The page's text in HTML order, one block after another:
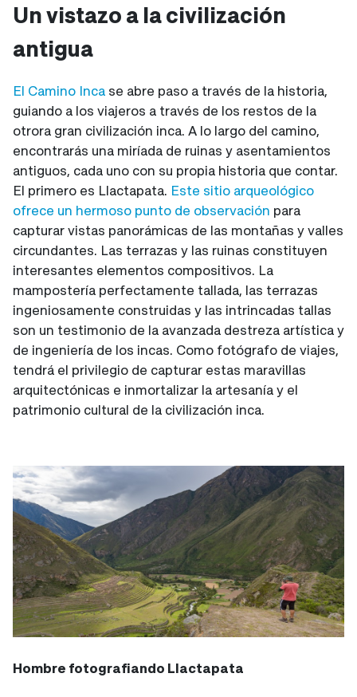
Un vistazo a la civilización
antigua
El Camino Inca se abre paso a través de la historia,
guiando a los viajeros a través de los restos de la
otrora gran civilización inca. A lo largo del camino,
encontrarás una miríada de ruinas y asentamientos
antiguos, cada uno con su propia historia que contar.
El primero es Llactapata. Este sitio arqueológico
ofrece un hermoso punto de observación para
capturar vistas panorámicas de las montañas y valles
circundantes. Las terrazas y las ruinas constituyen
interesantes elementos compositivos. La
mampostería perfectamente tallada, las terrazas
ingeniosamente construidas y las intrincadas tallas
son un testimonio de la avanzada destreza artística y
de ingeniería de los incas. Como fotógrafo de viajes,
tendrá el privilegio de capturar estas maravillas
arquitectónicas e inmortalizar la artesanía y el
patrimonio cultural de la civilización inca.
Hombre fotografiando Llactapata